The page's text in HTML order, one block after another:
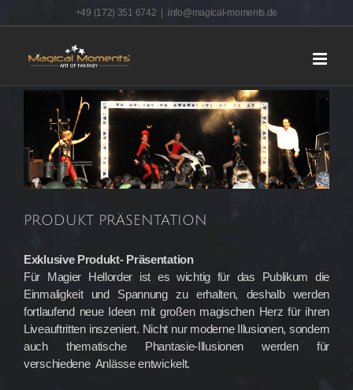
to
+49 (172) 351 6742 info@magical-moments.de
Image
PRODUKT PRÄSENTATION
Exklusive Produkt- Präsentation
Für Magier Hellorder ist es wichtig für das Publikum die
Einmaligkeit und Spannung zu erhalten, deshalb werden
fortlaufend neue Ideen mit großen magischen Herz für ihren
Liveauftritten inszeniert. Nicht nur moderne Illusionen, sondern
auch thematische Phantasie-Illusionen werden für
verschiedene Anlässe entwickelt.